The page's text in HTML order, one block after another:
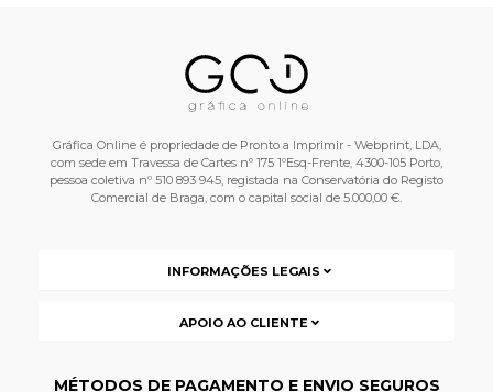
Gráfica Online é propriedade de Pronto a Imprimir - Webprint, LDA,
com sede em Travessa de Cartes nº 175 1ºEsq-Frente, 4300-105 Porto,
pessoa coletiva nº 510 893 945, registada na Conservatória do Registo
Comercial de Braga, com o capital social de 5.000,00 €.
INFORMAÇÕES LEGAIS
APOIO AO CLIENTE
MÉTODOS DE PAGAMENTO E ENVIO SEGUROS